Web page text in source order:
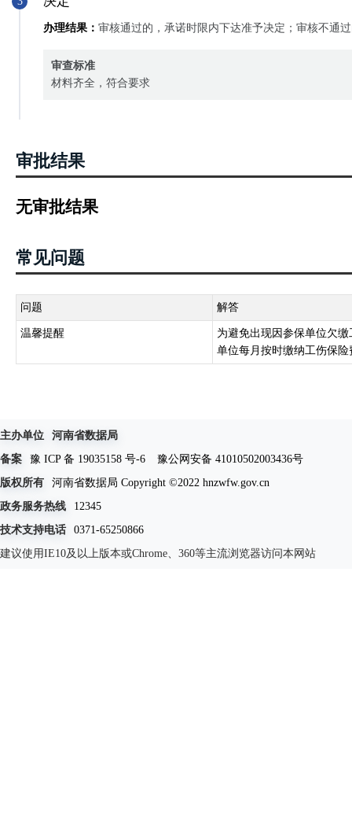
办理结果： 审核通过的，承诺时限内下达准予决定；审核不通
审查标准
材料齐全，符合要求
审批结果
无审批结果
常见问题
问题 解答
温馨提醒
为避免出现因参保单位欠
单位每月按时缴纳工伤保险
主办单位
河南省数据局
备案
豫 ICP 备 19035158 号-6
豫公网安备 41010502003436号
版权所有
河南省数据局 Copyright ©2022 hnzwfw.gov.cn
政务服务热线
12345
技术支持电话
0371-65250866
建议使用IE10及以上版本或Chrome、360等主流浏览器访问本网站